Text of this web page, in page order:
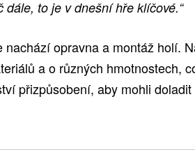
to je v dnešní hře klíčové.“
nachází opravna a montáž holí.
a o různých hmotnostech,
přizpůsobení, aby mohli